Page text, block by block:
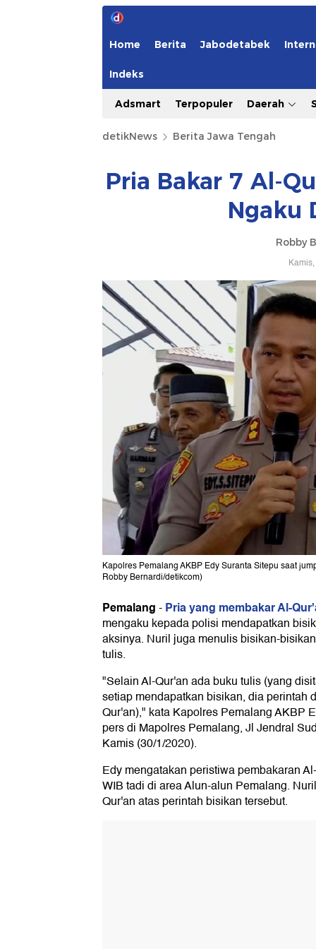
Home Berita Jabodetabek
Indeks
Adsmart Terpopuler Daerah
detikNews Berita Jawa Tengah
Pria Bakar 7 Al-
Ngaku
Robby
Kapolres Pemalang AKBP Edy Suranta Sitepu saat
Robby Bernardi/detikcom)
Pemalang-Pria yang membakar Al-
mengaku kepada polisi mendapatkan
aksinya. Nuril juga menulis bisikan-
tulis.
"Selain Al-Qur'an ada buku tulis (yang
setiap mendapatkan bisikan, dia perintah
Qur'an)," kata Kapolres Pemalang AKBP
pers di Mapolres Pemalang, Jl Jendral
Kamis (30/1/2020).
Edy mengatakan peristiwa pembakaran
WIB tadi di area Alun-alun Pemalang.
Qur'an atas perintah bisikan tersebut.